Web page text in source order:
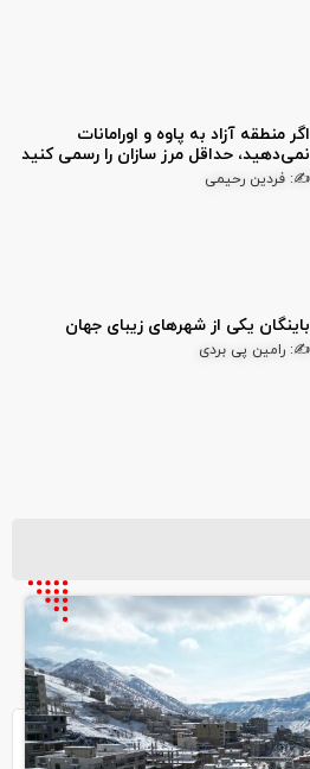
اگر منطقه آزاد به پاوه و اورامانات
نمی‌دهید، حداقل مرز سازان را رسمی کنید
✍: فردین رحیمی
باینگان یکی از شهرهای زیبای جهان
✍: رامین پی بردی